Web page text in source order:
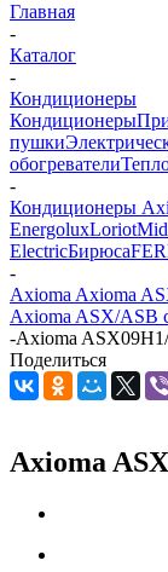
Главная
-
Каталог
-
Кондиционеры
Кондиционеры
пушки
обогреватели
-
Кондиционеры
EnergoluxLoriot
ElectricБирюса
-
Axioma Axioma
Axioma ASX/ASB
-Axioma
Поделиться
Axioma